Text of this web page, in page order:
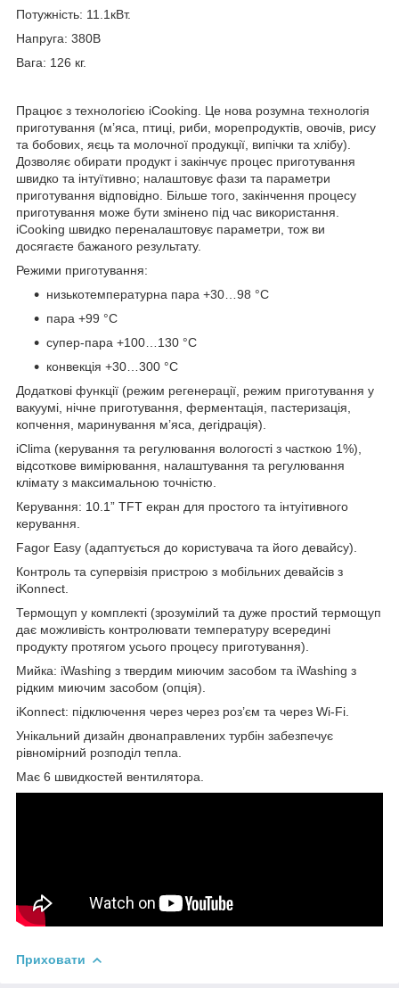
Потужність: 11.1кВт.
Напруга: 380В
Вага: 126 кг.
Працює з технологією iCooking. Це нова розумна технологія
приготування (м’яса, птиці, риби, морепродуктів, овочів, рису
та бобових, яєць та молочної продукції, випічки та хлібу).
Дозволяє обирати продукт і закінчує процес приготування
швидко та інтуїтивно; налаштовує фази та параметри
приготування відповідно. Більше того, закінчення процесу
приготування може бути змінено під час використання.
iCooking швидко переналаштовує параметри, тож ви
досягаєте бажаного результату.
Режими приготування:
низькотемпературна пара +30…98 °С
пара +99 °С
супер-пара +100…130 °С
конвекція +30…300 °С
Додаткові функції (режим регенерації, режим приготування у
вакуумі, нічне приготування, ферментація, пастеризація,
копчення, маринування м’яса, дегідрація).
iClima (керування та регулювання вологості з часткою 1%),
відсоткове вимірювання, налаштування та регулювання
клімату з максимальною точністю.
Керування: 10.1” TFT екран для простого та інтуітивного
керування.
Fagor Easy (адаптується до користувача та його девайсу).
Контроль та супервізія пристрою з мобільних девайсів з
iKonnect.
Термощуп у комплекті (зрозумілий та дуже простий термощуп
дає можливість контролювати температуру всередині
продукту протягом усього процесу приготування).
Мийка: iWashing з твердим миючим засобом та iWashing з
рідким миючим засобом (опція).
iKonnect: підключення через через роз’єм та через Wi-Fi.
Унікальний дизайн двонаправлених турбін забезпечує
рівномірний розподіл тепла.
Має 6 швидкостей вентилятора.
Приховати